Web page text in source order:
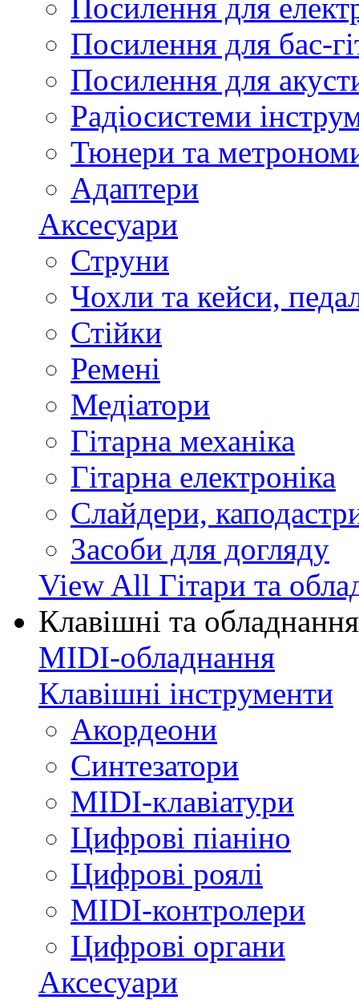
Посилення для
Посилення для бас-
Посилення для
Радіосистеми
Тюнери та
Адаптери
Аксесуари
Струни
Чохли та кейси,
Стійки
Ремені
Медіатори
Гітарна механіка
Гітарна електроніка
Слайдери,
Засоби для догляду
View All Гітари та
Клавішні та обладнання
MIDI-обладнання
Клавішні інструменти
Акордеони
Синтезатори
MIDI-клавіатури
Цифрові піаніно
Цифрові роялі
MIDI-контролери
Цифрові органи
Аксесуари